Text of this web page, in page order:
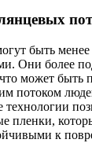
быть
Они более
может быть
потоком
пленки,
к